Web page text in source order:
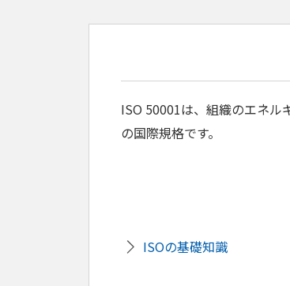
ISO 50001は、組織のエネル
の国際規格です。
ISOの基礎知識